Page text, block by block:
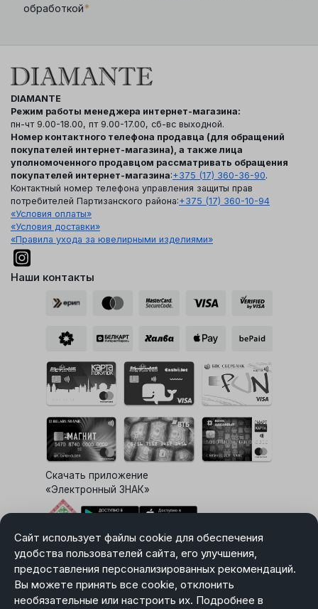
Сайт использует файлы cookie для обеспечения
удобства пользователей сайта, его улучшения,
предоставления персонализированных рекомендаций.
Вы можете принять все cookie, отклонить
необязательные или настроить их. Подробнее в
обработкой*
DIAMANTE
Режим работы менеджера интернет-магазина:
пн-чт 9.00-18.00, пт 9.00-17.00, сб-вс выходной.
Номер контактного телефона продавца (для обращений
покупателей интернет-магазина), а также лица
уполномоченного продавцом рассматривать обращения
покупателей интернет-магазина:+375 (17) 360-36-90.
Контактный номер телефона управления защиты прав
потребителей Партизанского района:+375 (17) 360-10-94
«Условия оплаты»
«Условия доставки»
«Правила ухода за ювелирными изделиями»
Наши контакты
Скачать приложение
«Электронный ЗНАК»
Выбор настроек Cookie
Карта сайта